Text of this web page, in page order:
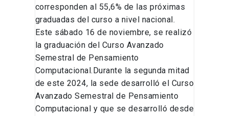
corresponden al 55,6% de las próximas
graduadas del curso a nivel nacional.
Este sábado 16 de noviembre, se realizó
la graduación del Curso Avanzado
Semestral de Pensamiento
Computacional.Durante la segunda mitad
de este 2024, la sede desarrolló el Curso
Avanzado Semestral de Pensamiento
Computacional y que se desarrolló desde